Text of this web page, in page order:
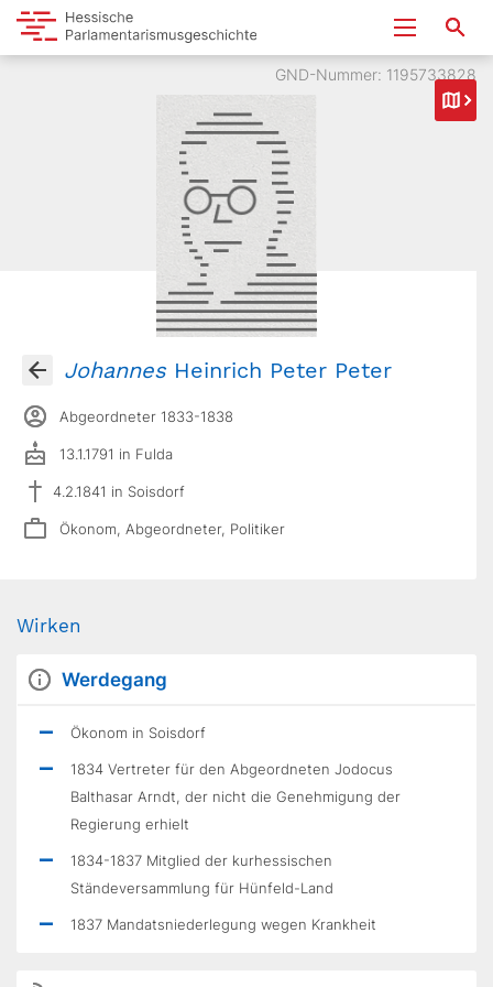
GND-Nummer: 1195733828
JohannesHeinrich Peter Peter
Abgeordneter 1833-1838
13.1.1791 in Fulda
4.2.1841 in Soisdorf
Ökonom, Abgeordneter, Politiker
Wirken
Werdegang
Ökonom in Soisdorf
1834 Vertreter für den Abgeordneten Jodocus
Balthasar Arndt, der nicht die Genehmigung der
Regierung erhielt
1834-1837 Mitglied der kurhessischen
Ständeversammlung für Hünfeld-Land
1837 Mandatsniederlegung wegen Krankheit